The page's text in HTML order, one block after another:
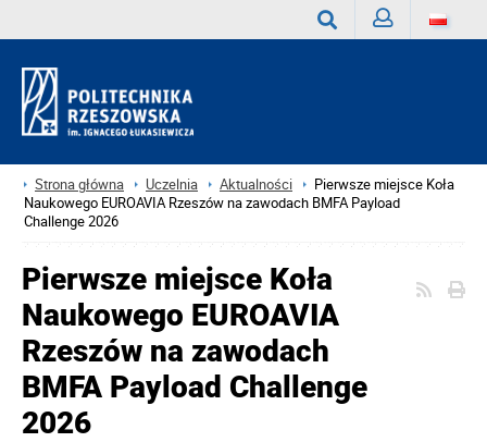
Strona główna Uczelnia Aktualności
Pierwsze miejsce Koła
Naukowego EUROAVIA Rzeszów na zawodach BMFA Payload
Challenge 2026
Pierwsze miejsce Koła
Naukowego EUROAVIA
Rzeszów na zawodach
BMFA Payload Challenge
2026